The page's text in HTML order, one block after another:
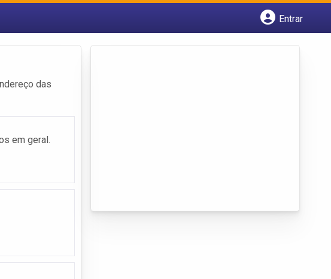
Entrar
das
em geral.